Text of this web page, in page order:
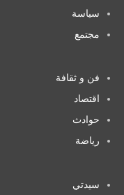
سياسة
مجتمع
فن و ثقافة
اقتصاد
حوادث
رياضة
سيدتي